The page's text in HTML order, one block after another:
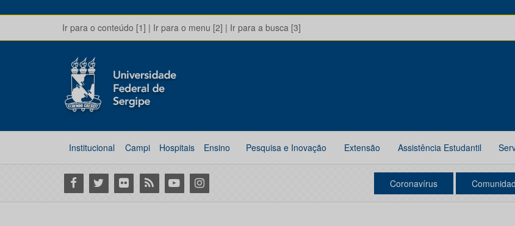
Ir para o conteúdo [1] | Ir para o menu [2] | Ir para a busca [3]
Institucional Campi Hospitais Ensino Pesquisa e Inovação Extensão Assistência Estudantil
Facebook
Twitter Flickr RSS YoutubeInstagram Coronavírus